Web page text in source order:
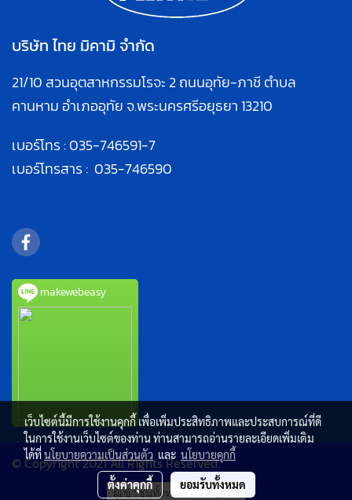
บริษัท ไทย มิคามิ จำกัด
21/10 สวนอุตสาหกรรมโรจะ 2 ถนนอุทัย-ภาชี ตำบล
คานหาม อำเภออุทัย จ.พระนครศรีอยุธยา 13210
เบอร์โทร :035-746591-7
เบอร์โทรสาร : 035-746590
makewebeasy
© Copyright 2021 All Rights Reserved.
ผู้เข้าชมทั้งหมด 226,126
เว็บไซต์นี้มีการใช้งานคุกกี้ เพื่อเพิ่มประสิทธิภาพและประสบการณ์ที่ดี
ในการใช้งานเว็บไซต์ของท่าน ท่านสามารถอ่านรายละเอียดเพิ่มเติม
ได้ที่นโยบายความเป็นส่วนตัว และ นโยบายคุกกี้
ตั้งค่าคุกกี้ ยอมรับทั้งหมด